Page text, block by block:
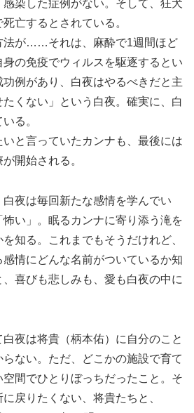
感染した症例がない。そして、狂犬
亡するとされている。
法が……それは、麻酔で1週間ほど
の免疫でウィルスを駆逐するとい
功例があり、白夜はやるべきだと主
くない」という白夜。確実に、白
る。
と言っていたカンナも、最後には
開始される。
夜は毎回新たな感情を学んでい
い」。眠るカンナに寄り添う滝を
知る。これまでもそうだけれど、
情にどんな名前がついているか知
喜びも悲しみも、愛も白夜の中に
夜は将貴（柄本佑）に自分のこと
ない。ただ、どこかの施設で育て
間でひとりぼっちだったこと。そ
戻りたくない、将貴たちと、